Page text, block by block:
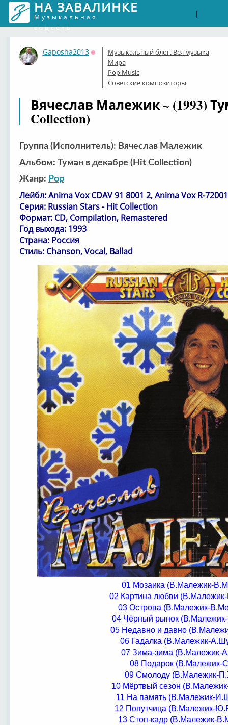
НА ЗАВАЛИНКЕ
Музыкальная
соцсеть
|
Gaposha2013
Оффлайн
Музыкальный блог. Вся музыка
Мира
Pop Music
Советские композиторы
Вячеслав Малежик ~ (1993)
Collection)
Группа (Исполнитель): Вячеслав Малежик
Альбом: Туман в декабре (Hit Collection)
Жанр: Pop
Лейбл: Anima Vox CDAV 91 8001 2, Anima Vox R-72001
Серия: Russian Stars - Hit Collection
Формат: CD, Compilation, Remastered
Год выхода: 1993
Страна: Россия
Стиль: Chanson, Vocal, Ballad
01 Мозаика (В.Малежик-
02 Картина любви
03 Острова (В.Малежик-
04 Чёрный рынок
05 Недавно и давно
06 Гадалка (В.Малежик-
07 Зима-зима (В.Малежик-
08 Подарок (В.Малежик-
09 Смолоду (В.Малежик-
10 Мёртвый сезон
11 На память (В.Малежик-
12 Попутчица (В.Малежик-
13 Стоп-кадр (В.Малежик-